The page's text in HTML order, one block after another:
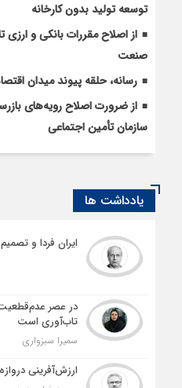
توسعه تولید بدون کارخانه
از اصلاح مقررات بانکی و ارزی
صنعت
رسانه، حلقه پیوند میدان
از ضرورت اصلاح رویه‌های
سازمان تأمین اجتماعی
یادداشت ها
ایران فردا و
در عصر
تاب‌آوری است
سمیرا سبزواری
ارزش‌آفرینی